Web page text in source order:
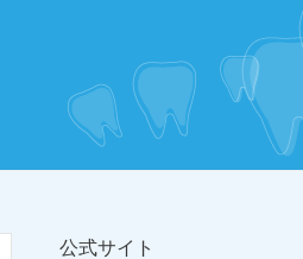
公式サイト